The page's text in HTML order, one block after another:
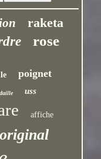
raketa
rose
poignet
uss
affiche
original